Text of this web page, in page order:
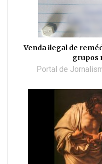
Venda ilegal de
grupos
Portal de